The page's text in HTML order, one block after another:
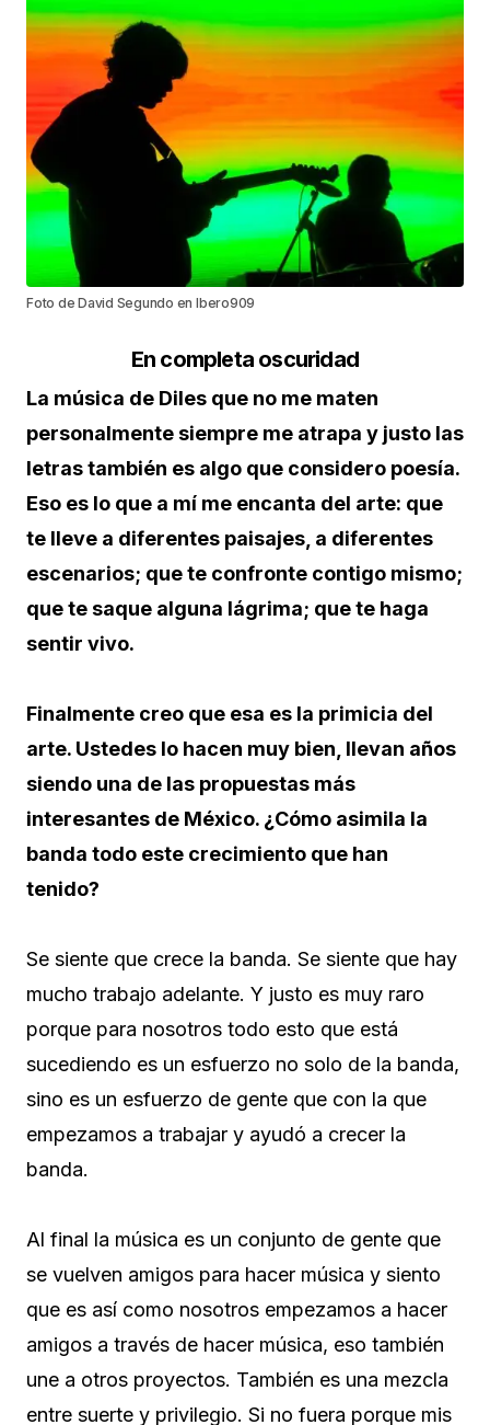
Foto de David Segundo en Ibero909
En completa oscuridad
La música de Diles que no me maten
personalmente siempre me atrapa y justo las
letras también es algo que considero poesía.
Eso es lo que a mí me encanta del arte: que
te lleve a diferentes paisajes, a diferentes
escenarios; que te confronte contigo mismo;
que te saque alguna lágrima; que te haga
sentir vivo.
Finalmente creo que esa es la primicia del
arte. Ustedes lo hacen muy bien, llevan años
siendo una de las propuestas más
interesantes de México. ¿Cómo asimila la
banda todo este crecimiento que han
tenido?
Se siente que crece la banda. Se siente que hay
mucho trabajo adelante. Y justo es muy raro
porque para nosotros todo esto que está
sucediendo es un esfuerzo no solo de la banda,
sino es un esfuerzo de gente que con la que
empezamos a trabajar y ayudó a crecer la
banda.
Al final la música es un conjunto de gente que
se vuelven amigos para hacer música y siento
que es así como nosotros empezamos a hacer
amigos a través de hacer música, eso también
une a otros proyectos. También es una mezcla
entre suerte y privilegio. Si no fuera porque mis